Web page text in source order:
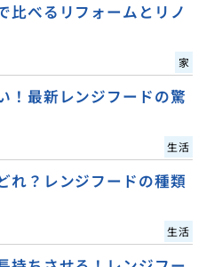
比べるリフォームとリノ
家
！最新レンジフードの驚
生活
れ？レンジフードの種類
生活